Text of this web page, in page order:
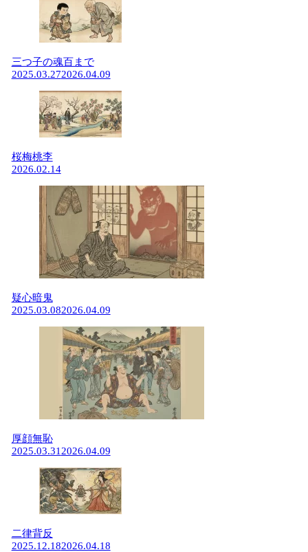
三つ子の魂百まで
2025.03.272026.04.09
桜梅桃李
2026.02.14
疑心暗鬼
2025.03.082026.04.09
厚顔無恥
2025.03.31 2026.04.09
二律背反
2025.12.182026.04.18